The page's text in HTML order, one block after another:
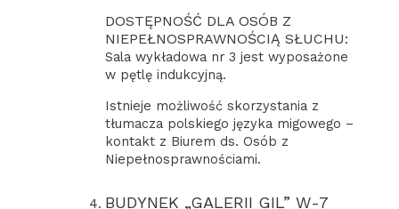
DOSTĘPNOŚĆ DLA OSÓB Z
NIEPEŁNOSPRAWNOŚCIĄ SŁUCHU:
Sala wykładowa nr 3 jest wyposażone
w pętlę indukcyjną.
Istnieje możliwość skorzystania z
tłumacza polskiego języka migowego –
kontakt z Biurem ds. Osób z
Niepełnosprawnościami.
BUDYNEK „GALERII GIL” W-7